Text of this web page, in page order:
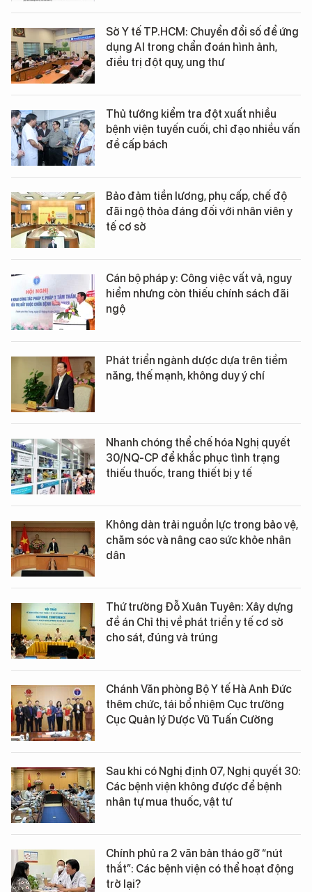
Sở Y tế TP.HCM: Chuyển đổi số để ứng
dụng AI trong chẩn đoán hình ảnh,
điều trị đột quỵ, ung thư
Thủ tướng kiểm tra đột xuất nhiều
bệnh viện tuyến cuối, chỉ đạo nhiều vấn
đề cấp bách
Bảo đảm tiền lương, phụ cấp, chế độ
đãi ngộ thỏa đáng đối với nhân viên y
tế cơ sở
Cán bộ pháp y: Công việc vất vả, nguy
hiểm nhưng còn thiếu chính sách đãi
ngộ
Phát triển ngành dược dựa trên tiềm
năng, thế mạnh, không duy ý chí
Nhanh chóng thể chế hóa Nghị quyết
30/NQ-CP để khắc phục tình trạng
thiếu thuốc, trang thiết bị y tế
Không dàn trải nguồn lực trong bảo vệ,
chăm sóc và nâng cao sức khỏe nhân
dân
Thứ trưởng Đỗ Xuân Tuyên: Xây dựng
đề án Chỉ thị về phát triển y tế cơ sở
cho sát, đúng và trúng
Chánh Văn phòng Bộ Y tế Hà Anh Đức
thêm chức, tái bổ nhiệm Cục trưởng
Cục Quản lý Dược Vũ Tuấn Cường
Sau khi có Nghị định 07, Nghị quyết 30:
Các bệnh viện không được để bệnh
nhân tự mua thuốc, vật tư
Chính phủ ra 2 văn bản tháo gỡ “nút
thắt”: Các bệnh viện có thể hoạt động
trở lại?